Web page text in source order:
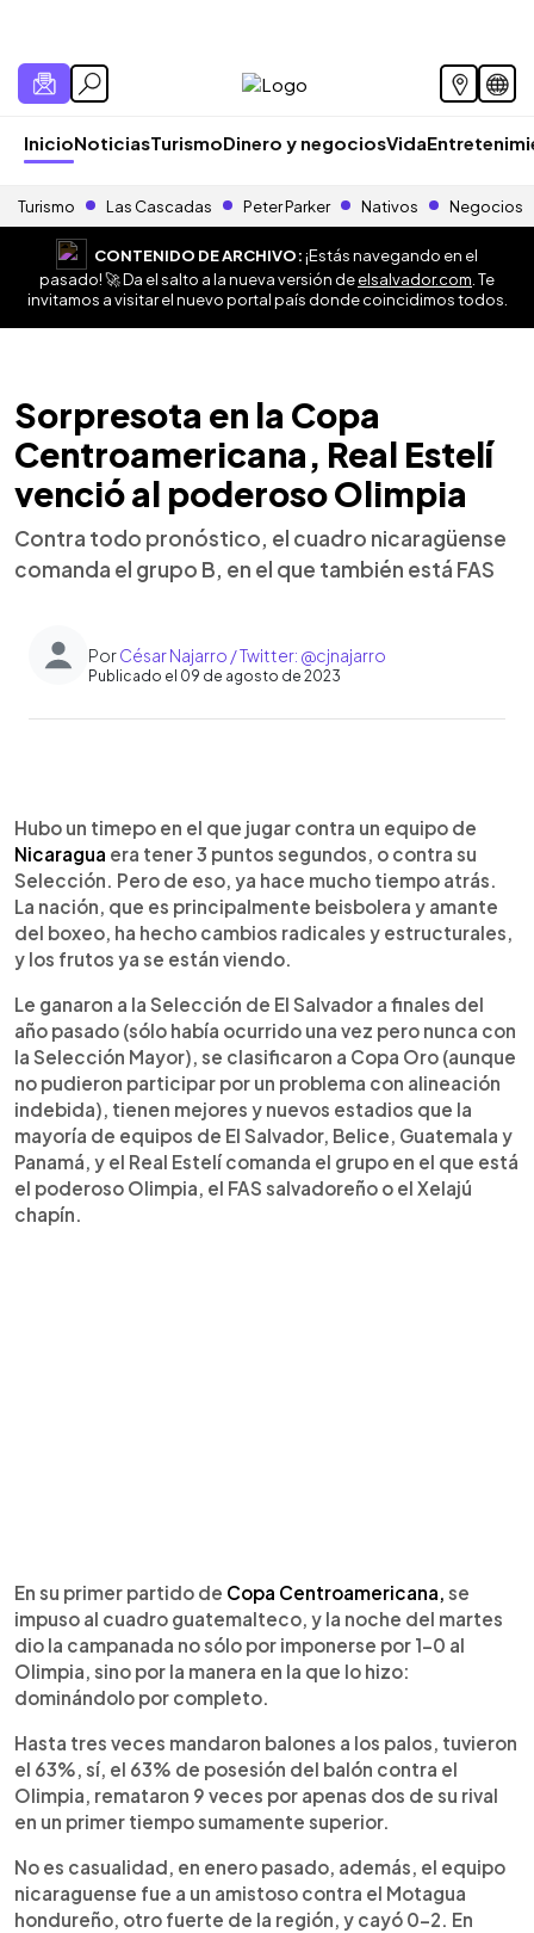
InicioNoticiasTurismoDinero y negociosVida
Turismo Las Cascadas Peter Parker Nativos Negocios
CONTENIDO DE ARCHIVO:¡Estás navegando en el
pasado! 🚀 Da el salto a la nueva versión deelsalvador.com . Te
invitamos a visitar el nuevo portal país donde coincidimos todos.
Sorpresota en la Copa
Centroamericana, Real Estelí
venció al poderoso Olimpia
Contra todo pronóstico, el cuadro nicaragüense
comanda el grupo B, en el que también está FAS
PorCésar Najarro / Twitter: @cjnajarro
Publicado el 09 de agosto de 2023
Escuchar artículo
Hubo un timepo en el que jugar contra un equipo de
Nicaragua era tener 3 puntos segundos, o contra su
Selección. Pero de eso, ya hace mucho tiempo atrás.
La nación, que es principalmente beisbolera y amante
del boxeo, ha hecho cambios radicales y estructurales,
y los frutos ya se están viendo.
Le ganaron a la Selección de El Salvador a finales del
año pasado (sólo había ocurrido una vez pero nunca con
la Selección Mayor), se clasificaron a Copa Oro (aunque
no pudieron participar por un problema con alineación
indebida), tienen mejores y nuevos estadios que la
mayoría de equipos de El Salvador, Belice, Guatemala y
Panamá, y el Real Estelí comanda el grupo en el que está
el poderoso Olimpia, el FAS salvadoreño o el Xelajú
chapín.
En su primer partido de Copa Centroamericana, se
impuso al cuadro guatemalteco, y la noche del martes
dio la campanada no sólo por imponerse por 1-0 al
Olimpia, sino por la manera en la que lo hizo:
dominándolo por completo.
Hasta tres veces mandaron balones a los palos, tuvieron
el 63%, sí, el 63% de posesión del balón contra el
Olimpia, remataron 9 veces por apenas dos de su rival
en un primer tiempo sumamente superior.
No es casualidad, en enero pasado, además, el equipo
nicaraguense fue a un amistoso contra el Motagua
hondureño, otro fuerte de la región, y cayó 0-2. En